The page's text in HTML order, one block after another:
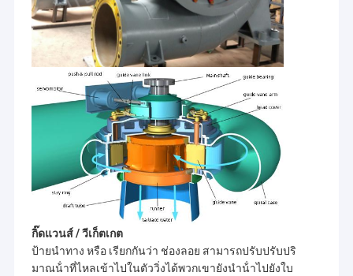
บ้าน
เกี่ยวกับเรา
กิ๊ดแวนส์ / วีเก็ตเกต
ป้ายนําทาง หรือ เรียกกันว่า ช่องลอย สามารถปรับปรับปริ
มาณน้ําที่ไหลเข้าไปในตัววิ่งได้พวกเขายังนําน้ําไปยังใบ
HYDROTU เป็นผู้ให้บริการอุปกรณ์ไฟฟ้าพลังน้ำของจีนโดยสมบูรณ์
การให้คำปรึกษาและการออกแบบทางวิศวกรรมในด้านอุปกรณ์ไฟฟ้า
พลังน้ำเราจัดหาอุปกรณ์ไฟฟ้าพลังน้ำคุณภาพสูงของจีนพร้อม
เทคโนโลยีขั้นสูงและบริการครบวงจรเพื่อตอบสนองตลาดไฟฟ้าพลัง
น้ำทั่วโลก